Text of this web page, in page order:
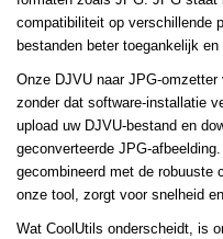
compatibiliteit op verschillende
bestanden beter toegankelijk
Onze DJVU naar JPG-
zonder dat software-installatie
upload uw DJVU-bestand en
geconverteerde JPG-
gecombineerd met de robuuste
onze tool, zorgt voor snelheid
Wat CoolUtils onderscheidt, is